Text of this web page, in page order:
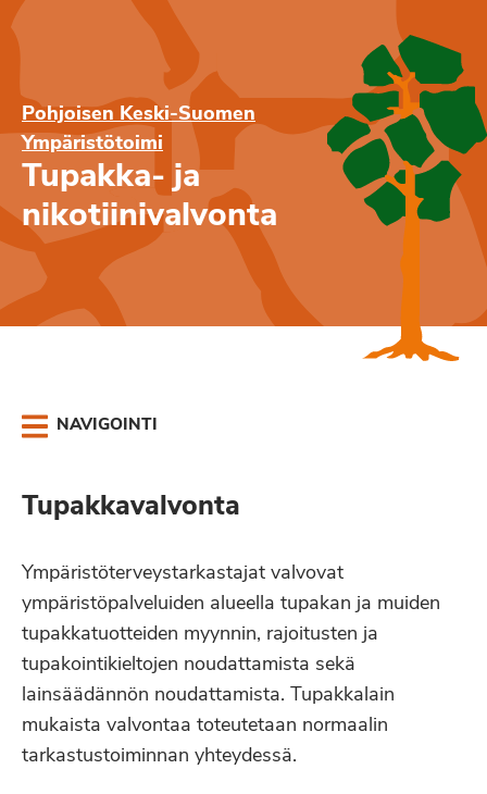
Pohjoisen Keski-Suomen
Ympäristötoimi
Tupakka- ja
nikotiinivalvonta
NAVIGOINTI
Tupakkavalvonta
Ympäristöterveystarkastajat valvovat
ympäristöpalveluiden alueella tupakan ja muiden
tupakkatuotteiden myynnin, rajoitusten ja
tupakointikieltojen noudattamista sekä
lainsäädännön noudattamista. Tupakkalain
mukaista valvontaa toteutetaan normaalin
tarkastustoiminnan yhteydessä.